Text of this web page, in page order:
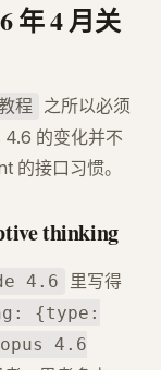
年 4 月关
程
之所以必须
4.6 的变化并不
的接口习惯。
thinking
4.6
里写得
{type:
4.6